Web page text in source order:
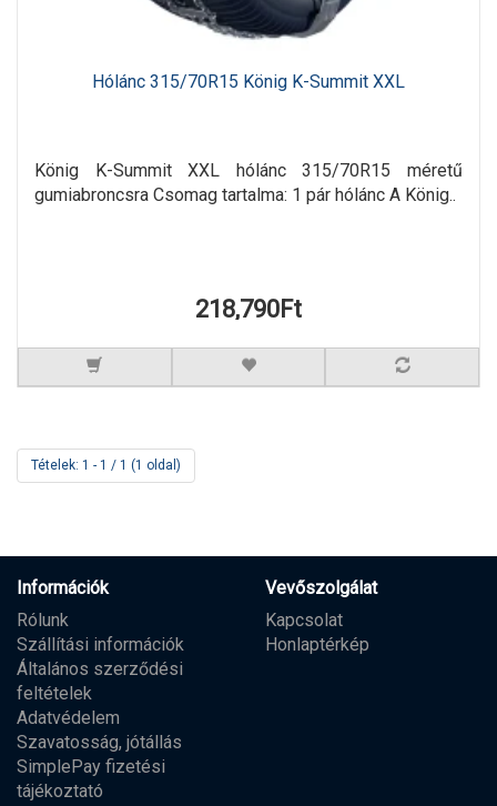
Hólánc 315/70R15 König K-Summit XXL
König K-Summit XXL hólánc 315/70R15 méretű
gumiabroncsra Csomag tartalma: 1 pár hólánc A König..
218,790Ft
Tételek: 1 - 1 / 1 (1 oldal)
Információk
Rólunk
Szállítási információk
Általános szerződési
feltételek
Adatvédelem
Szavatosság, jótállás
SimplePay fizetési
tájékoztató
Vevőszolgálat
Kapcsolat
Honlaptérkép